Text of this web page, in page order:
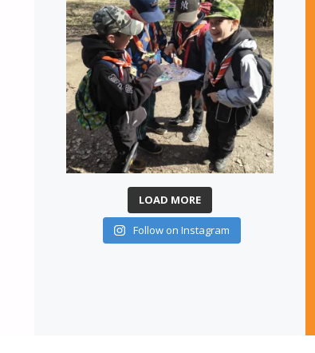
LOAD MORE
Follow on Instagram